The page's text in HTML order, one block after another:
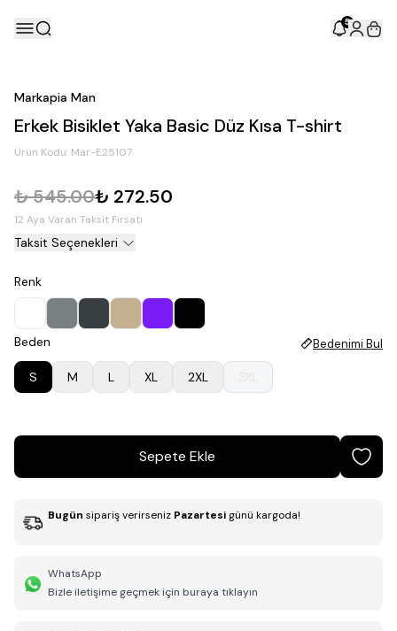
5
Markapia Man
Erkek Bisiklet Yaka Basic Düz Kısa T-shirt
Ürün Kodu: Mar-E25107
₺ 545.00₺ 272.50
12 Aya Varan Taksit Fırsatı
Taksit Seçenekleri
Renk
Beden Bedenimi Bul
S M L XL 2XL
Sepete Ekle
Bugün sipariş verirseniz Pazartesi günü kargoda!
WhatsApp
Bizle iletişime geçmek için buraya tıklayın